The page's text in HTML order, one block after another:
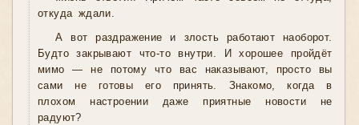
откуда ждали.
А вот раздражение и злость работают наоборот.
Будто закрывают что-то внутри. И хорошее пройдёт
мимо — не потому что вас наказывают, просто вы
сами не готовы его принять. Знакомо, когда в
плохом настроении даже приятные новости не
радуют?